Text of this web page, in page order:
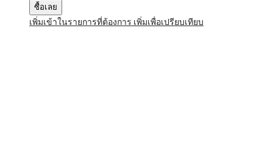
ซื้อเลย
เพิ่มเข้าในรายการที่ต้องการ เพิ่มเพื่อเปรียบเทียบ